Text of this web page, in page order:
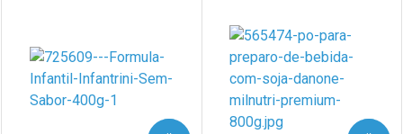
Laboratório
Por Menos Laboratório
Por Menos